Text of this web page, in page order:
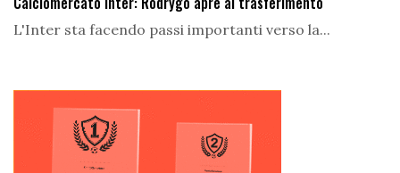
L'Inter sta facendo passi importanti verso la...